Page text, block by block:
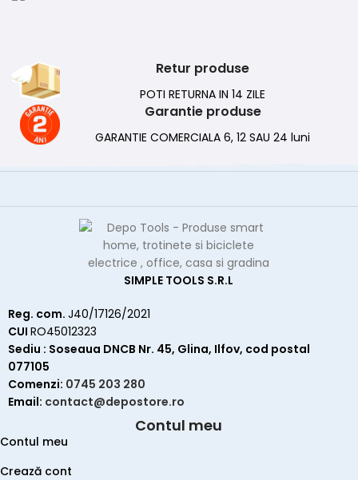
Retur produse
POTI RETURNA IN 14 ZILE
Garantie produse
GARANTIE COMERCIALA 6, 12 SAU 24 luni
SIMPLE TOOLS S.R.L
Reg. com. J40/17126/2021
CUI RO45012323
Sediu : Soseaua DNCB Nr. 45, Glina, Ilfov, cod postal
077105
Comenzi: 0745 203 280
Email: contact@depostore.ro
Contul meu
Contul meu
Crează cont